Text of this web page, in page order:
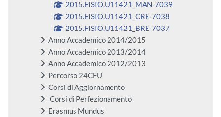
2015.FISIO.U11421_MAN-7039
2015.FISIO.U11421_CRE-7038
2015.FISIO.U11421_BRE-7037
Anno Accademico 2014/2015
Anno Accademico 2013/2014
Anno Accademico 2012/2013
Percorso 24CFU
Corsi di Aggiornamento
Corsi di Perfezionamento
Erasmus Mundus